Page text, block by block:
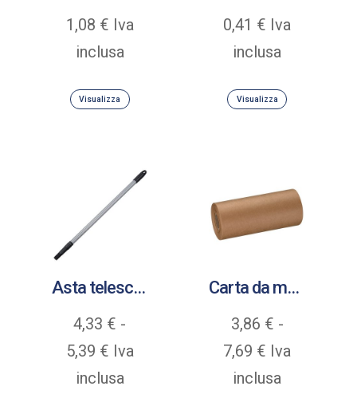
1,08 € Iva
inclusa
Visualizza
0,41 € Iva
inclusa
Visualizza
Asta telescopica in acciaio verniciato a polvere
4,33 € -
5,39 €Fascia
di
Iva
inclusa
Carta da mascheratura riciclata idrorepellente gr 40
3,86 € -
7,69 € Fascia
di
Iva
inclusa